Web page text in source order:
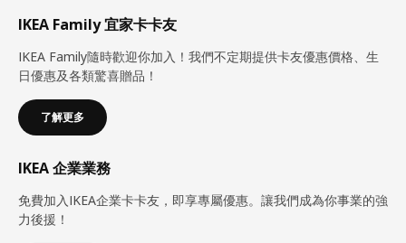
IKEA Family 宜家卡卡友
IKEA Family隨時歡迎你加入！我們不定期提供卡友優惠價格、生
日優惠及各類驚喜贈品！
了解更多
IKEA 企業業務
免費加入IKEA企業卡卡友，即享專屬優惠。讓我們成為你事業的強
力後援！